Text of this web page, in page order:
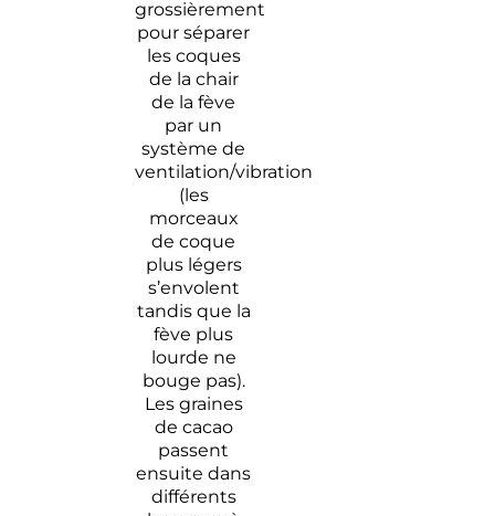
grossièrement
pour séparer
les coques
de la chair
de la fève
par un
système de
ventilation/vibration
(les
morceaux
de coque
plus légers
s’envolent
tandis que la
fève plus
lourde ne
bouge pas).
Les graines
de cacao
passent
ensuite dans
différents